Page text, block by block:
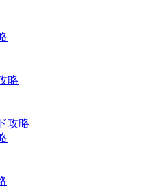
略
攻略